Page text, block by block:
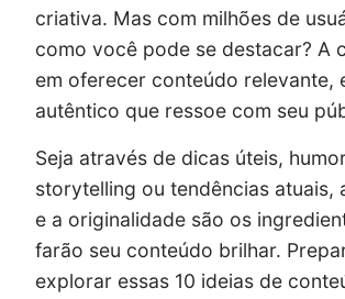
criativa. Mas com milhões de
como você pode se destacar? A
em oferecer conteúdo relevante,
autêntico que ressoe com seu
Seja através de dicas úteis,
storytelling ou tendências atuais,
e a originalidade são os
farão seu conteúdo brilhar.
explorar essas 10 ideias de